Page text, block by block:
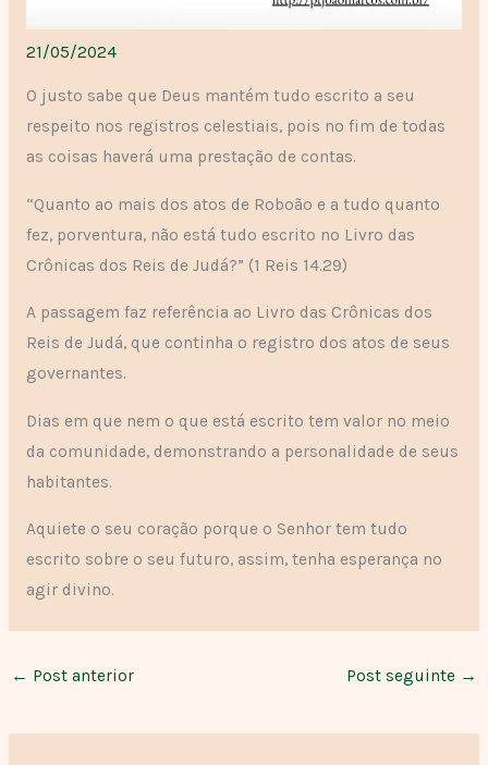
21/05/2024
O justo sabe que Deus mantém tudo escrito a seu
respeito nos registros celestiais, pois no fim de todas
as coisas haverá uma prestação de contas.
“Quanto ao mais dos atos de Roboão e a tudo quanto
fez, porventura, não está tudo escrito no Livro das
Crônicas dos Reis de Judá?” (1 Reis 14.29)
A passagem faz referência ao Livro das Crônicas dos
Reis de Judá, que continha o registro dos atos de seus
governantes.
Dias em que nem o que está escrito tem valor no meio
da comunidade, demonstrando a personalidade de seus
habitantes.
Aquiete o seu coração porque o Senhor tem tudo
escrito sobre o seu futuro, assim, tenha esperança no
agir divino.
← Post anterior Post seguinte →